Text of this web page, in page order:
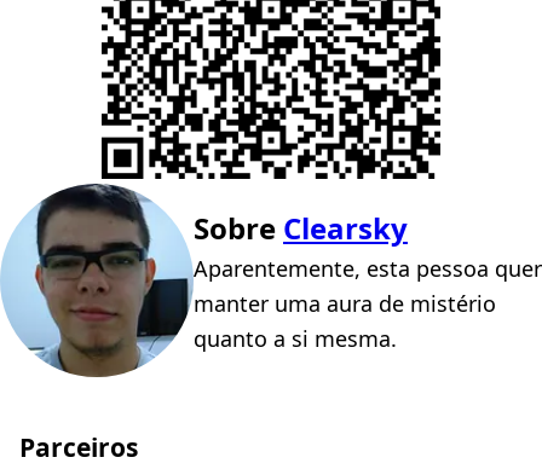
Sobre Clearsky
Aparentemente, esta pessoa quer
manter uma aura de mistério
quanto a si mesma.
Parceiros